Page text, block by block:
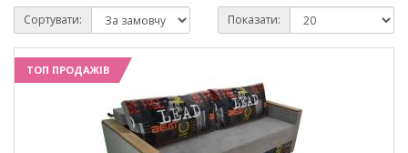
Сортувати: Показати:
ТОП ПРОДАЖІВ